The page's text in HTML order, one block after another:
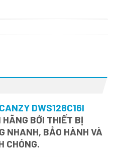
DWS128C16I
BỚI THIẾT BỊ
NHANH, BẢO HÀNH VÀ
CHÓNG.